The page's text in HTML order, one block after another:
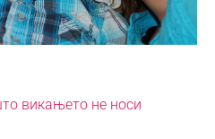
викањето не носи